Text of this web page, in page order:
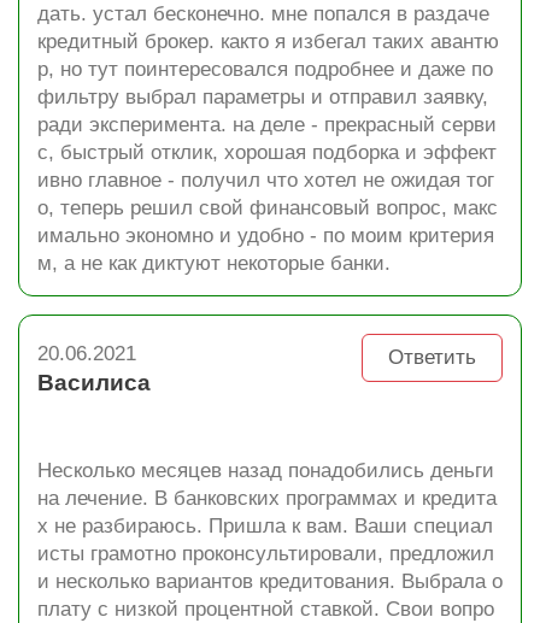
дать. устал бесконечно. мне попался в раздаче
кредитный брокер. както я избегал таких авантю
р, но тут поинтересовался подробнее и даже по
фильтру выбрал параметры и отправил заявку,
ради эксперимента. на деле - прекрасный серви
с, быстрый отклик, хорошая подборка и эффект
ивно главное - получил что хотел не ожидая тог
о, теперь решил свой финансовый вопрос, макс
имально экономно и удобно - по моим критерия
м, а не как диктуют некоторые банки.
Ответить
20.06.2021
Василиса
Несколько месяцев назад понадобились деньги
на лечение. В банковских программах и кредита
х не разбираюсь. Пришла к вам. Ваши специал
исты грамотно проконсультировали, предложил
и несколько вариантов кредитования. Выбрала о
плату с низкой процентной ставкой. Свои вопро